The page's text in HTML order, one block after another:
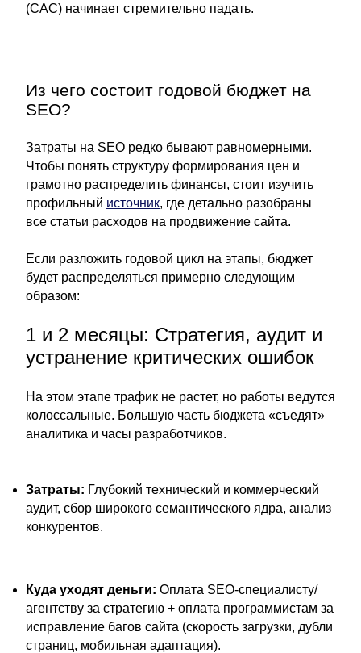
(CAC) начинает стремительно падать.
Из чего состоит годовой бюджет на
SEO?
Затраты на SEO редко бывают равномерными.
Чтобы понять структуру формирования цен и
грамотно распределить финансы, стоит изучить
профильный источник, где детально разобраны
все статьи расходов на продвижение сайта.
Если разложить годовой цикл на этапы, бюджет
будет распределяться примерно следующим
образом:
1 и 2 месяцы: Стратегия, аудит и
устранение критических ошибок
На этом этапе трафик не растет, но работы ведутся
колоссальные. Большую часть бюджета «съедят»
аналитика и часы разработчиков.
Затраты: Глубокий технический и коммерческий
аудит, сбор широкого семантического ядра, анализ
конкурентов.
Куда уходят деньги: Оплата SEO-специалисту/
агентству за стратегию + оплата программистам за
исправление багов сайта (скорость загрузки, дубли
страниц, мобильная адаптация).